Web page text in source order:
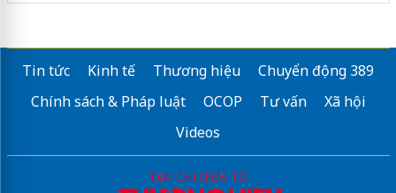
Tin tức Kinh tế Thương hiệu
Chuyển động 389
Chính sách & Pháp luật
OCOP Tư vấn
Xã hội
Videos